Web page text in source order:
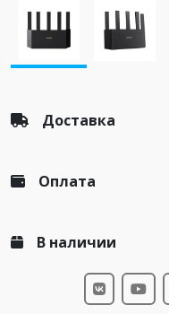
Доставка
Оплата
В наличии